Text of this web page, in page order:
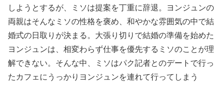
しようとするが、ミソは提案を丁重に辞退。ヨンジュンの
両親はそんなミソの性格を褒め、和やかな雰囲気の中で結
婚式の日取りが決まる。大張り切りで結婚の準備を始めた
ヨンジュンは、相変わらず仕事を優先するミソのことが理
解できない。そんな中、ミソはパク記者とのデートで行っ
たカフェにうっかりヨンジュンを連れて行ってしまう